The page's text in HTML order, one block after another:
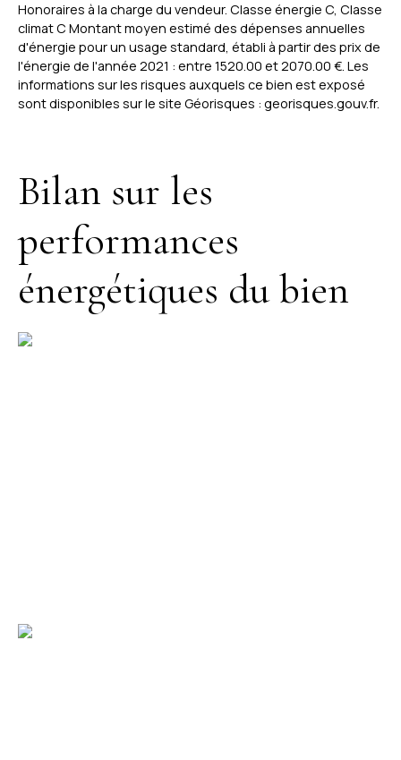
Honoraires à la charge du vendeur. Classe énergie C, Classe
climat C Montant moyen estimé des dépenses annuelles
d'énergie pour un usage standard, établi à partir des prix de
l'énergie de l'année 2021 : entre 1520.00 et 2070.00 €. Les
informations sur les risques auxquels ce bien est exposé
sont disponibles sur le site Géorisques : georisques.gouv.fr.
Bilan sur les
performances
énergétiques du bien